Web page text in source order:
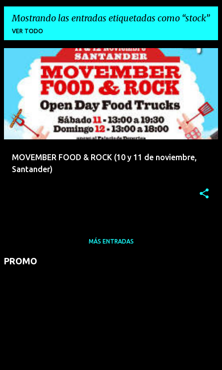
Mostrando las entradas etiquetadas como stock
VER TODO
a
MOVEMBER FOOD & ROCK (10 y 11 de noviembre,
Santander)
MÁS ENTRADAS
PROMO